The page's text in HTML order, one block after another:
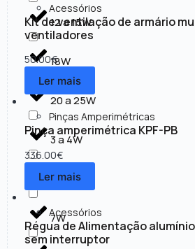
12 a 15W
18W
20 a 25W
3 a 4W
30 a 50W
7W
Acessórios
Kit de ventilação de armário
ventiladores
50.00€
Ler mais
Pinças Amperimétricas
Pinça amperimétrica KPF-PB
336.00€
Ler mais
Acessórios
Régua de Alimentação
sem interruptor